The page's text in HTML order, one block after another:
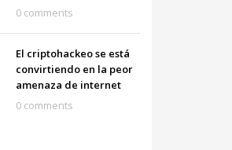
0 comments
El criptohackeo se está
convirtiendo en la peor
amenaza de internet
0 comments